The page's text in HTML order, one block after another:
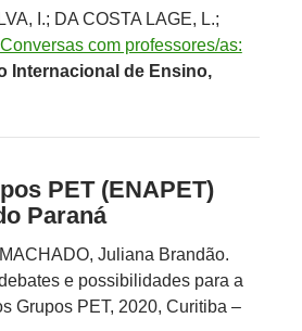
I.; DA COSTA LAGE, L.;
Conversas com professores/as:
Internacional de Ensino,
PET (ENAPET)
Paraná
Juliana Brandão.
e possibilidades para a
Grupos PET, 2020, Curitiba –